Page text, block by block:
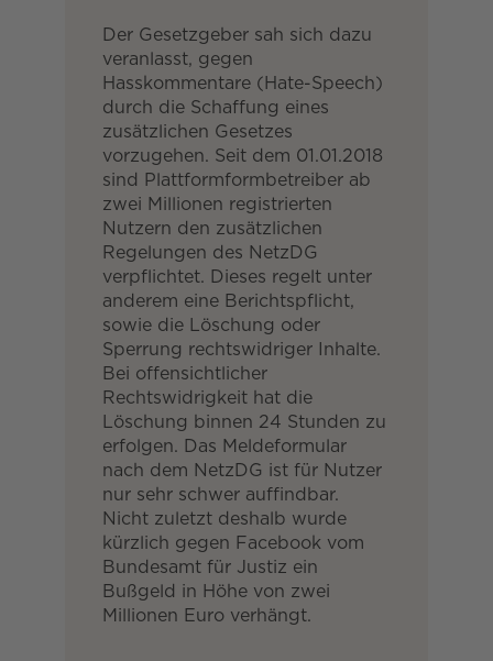
Der Gesetzgeber sah sich dazu
veranlasst, gegen
Hasskommentare (Hate-Speech)
durch die Schaffung eines
zusätzlichen Gesetzes
vorzugehen. Seit dem 01.01.2018
sind Plattformformbetreiber ab
zwei Millionen registrierten
Nutzern den zusätzlichen
Regelungen des NetzDG
verpflichtet. Dieses regelt unter
anderem eine Berichtspflicht,
sowie die Löschung oder
Sperrung rechtswidriger Inhalte.
Bei offensichtlicher
Rechtswidrigkeit hat die
Löschung binnen 24 Stunden zu
erfolgen. Das Meldeformular
nach dem NetzDG ist für Nutzer
nur sehr schwer auffindbar.
Nicht zuletzt deshalb wurde
kürzlich gegen Facebook vom
Bundesamt für Justiz ein
Bußgeld in Höhe von zwei
Millionen Euro verhängt.